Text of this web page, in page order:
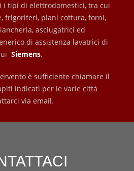
tipi di elettrodomestici, tra cui
frigoriferi, piani cottura, forni,
asciugatrici ed
di assistenza lavatrici di
Siemens.
è sufficiente chiamare il
indicati per le varie città
via email.